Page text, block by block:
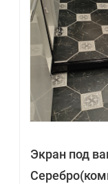
Экран под